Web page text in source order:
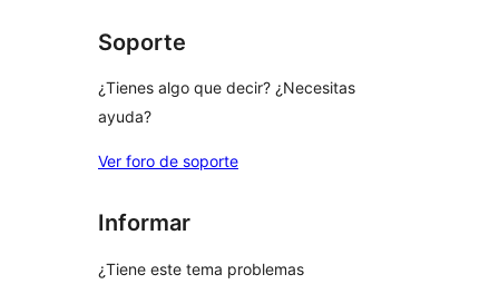
Soporte
¿Tienes algo que decir? ¿Necesitas
ayuda?
Ver foro de soporte
Informar
¿Tiene este tema problemas